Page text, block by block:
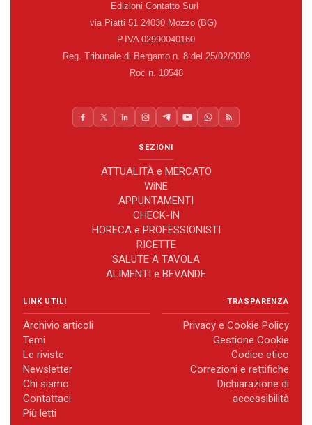
Edizioni Contatto Surl
via Piatti 51 24030 Mozzo (BG)
P.IVA 02990040160
Reg. Tribunale di Bergamo n. 8 del 25/02/2009
Roc n. 10548
SEZIONI
ATTUALITÀ e MERCATO
WiNE
APPUNTAMENTI
CHECK-IN
HORECA e PROFESSIONISTI
RICETTE
SALUTE A TAVOLA
ALIMENTI e BEVANDE
LINK UTILI
Archivio articoli
Temi
Le riviste
Newsletter
Chi siamo
Contattaci
Più letti
TRASPARENZA
Privacy e Cookie Policy
Gestione Cookie
Codice etico
Correzioni e rettifiche
Dichiarazione di
accessibilità